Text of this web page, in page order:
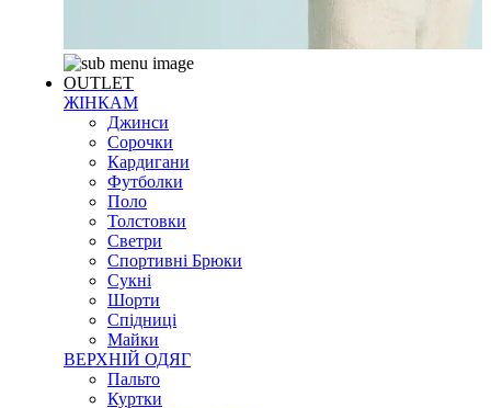
OUTLET
ЖІНКАМ
Джинси
Сорочки
Кардигани
Футболки
Поло
Толстовки
Светри
Спортивні Брюки
Сукні
Шорти
Спідниці
Майки
ВЕРХНІЙ ОДЯГ
Пальто
Куртки